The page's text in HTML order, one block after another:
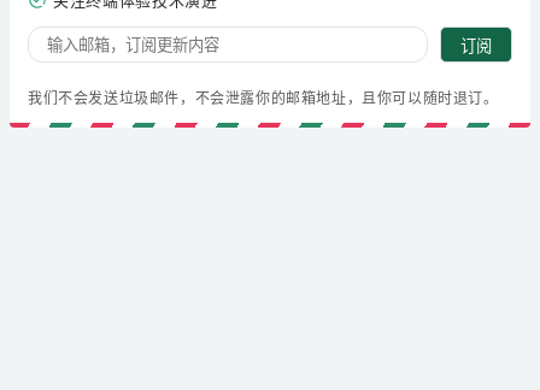
订阅
我们不会发送垃圾邮件，不会泄露你的邮箱地址，且你可以随时退订。